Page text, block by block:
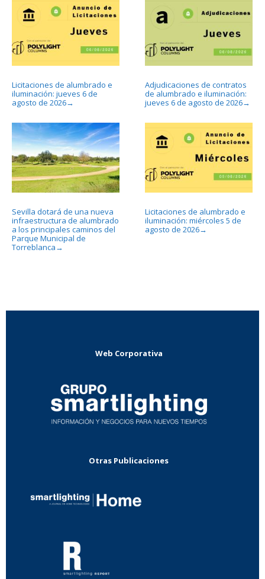
Licitaciones de alumbrado e
iluminación: jueves 6 de
agosto de 2026→
Adjudicaciones de contratos
de alumbrado e iluminación:
jueves 6 de agosto de 2026→
Sevilla dotará de una nueva
infraestructura de alumbrado
a los principales caminos del
Parque Municipal de
Torreblanca →
Licitaciones de alumbrado e
iluminación: miércoles 5 de
agosto de 2026→
Web Corporativa
Otras Publicaciones